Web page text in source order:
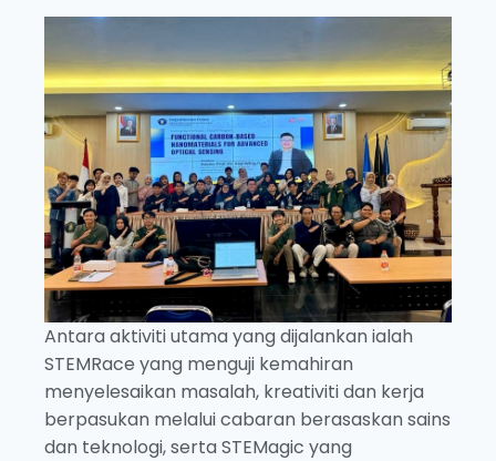
Antara aktiviti utama yang dijalankan ialah
STEMRace yang menguji kemahiran
menyelesaikan masalah, kreativiti dan kerja
berpasukan melalui cabaran berasaskan sains
dan teknologi, serta STEMagic yang